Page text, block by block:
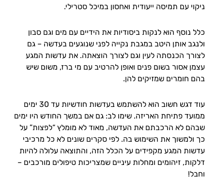
ניקוי עם תמיסה ייעודית ואחסון במיכל סטרילי.
כלל נוסף הוא לנקות ביסודיות את הידיים עם מים וגם סבון
ולנגב אותן היטב במגבת נקייה לפני שנוגעים בעדשה – גם
לצורך הכנסתה לעין וגם לצורך הוצאתה. את עדשות המגע
עצמן אסור בשום פנים ואופן להרטיב עם מי ברז, משום שיש
בהם חומרים שמזיקים להן.
עוד דגש חשוב הוא להשתמש בעדשות חודשיות עד 30 ימים
ממועד פתיחת האריזה. שימו לב: גם אם במשך החודש היו ימים
שבהם לא הרכבתם את העדשה, מאוד לא מומלץ “לפצות” על
כך ולמשוך את השימוש בה. לפי סקרים שונים לא כל מרכיבי
עדשות המגע מקפידים על הכלל הזה, והתוצאה עלולה להיות
דלקות, זיהומים ומחלות עיניים שמצריכות טיפולים מורכבים –
וחבל!